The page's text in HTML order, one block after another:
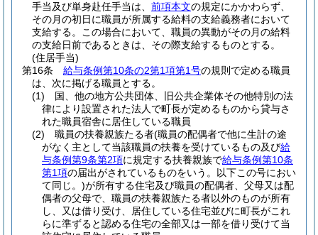
手当及び単身赴任手当は、 前項本文の規定にかかわらず、
その月の初日に職員が所属する給料の支給義務者において
支給する。
この場合において、職員の異動がその月の給料
の支給日前であるときは、その際支給するものとする。
(住居手当)
第16条
給与条例第10条の2第1項第1号の規則で定める職員
は、次に掲げる職員とする。
(1)
国、他の地方公共団体、旧公共企業体その他特別の法
律により設置された法人で町長が定めるものから貸与さ
れた職員宿舎に居住している職員
(2)
職員の扶養親族たる者(職員の配偶者で他に生計の途
がなく主として当該職員の扶養を受けているもの及び給
与条例第9条第2項に規定する扶養親族で給与条例第10条
第1項の届出がされているものをいう。以下この号におい
て同じ。)が所有する住宅及び職員の配偶者、父母又は配
偶者の父母で、職員の扶養親族たる者以外のものが所有
し、又は借り受け、居住している住宅並びに町長がこれ
らに準ずると認める住宅の全部又は一部を借り受けて当